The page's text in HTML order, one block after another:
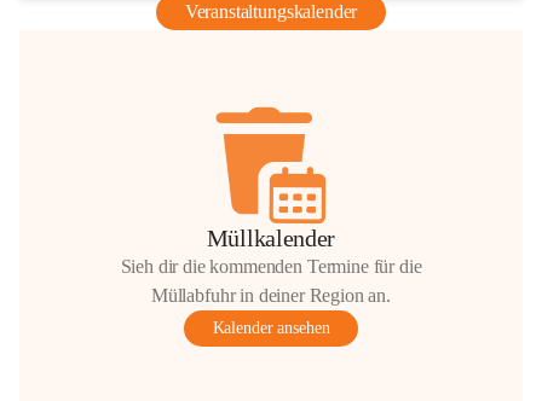
Veranstaltungskalender
Müllkalender
Sieh dir die kommenden Termine für die
Müllabfuhr in deiner Region an.
Kalender ansehen